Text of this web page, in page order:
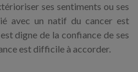
ses sentiments ou ses
avec un natif du cancer est
digne de la confiance de ses
est difficile à accorder.